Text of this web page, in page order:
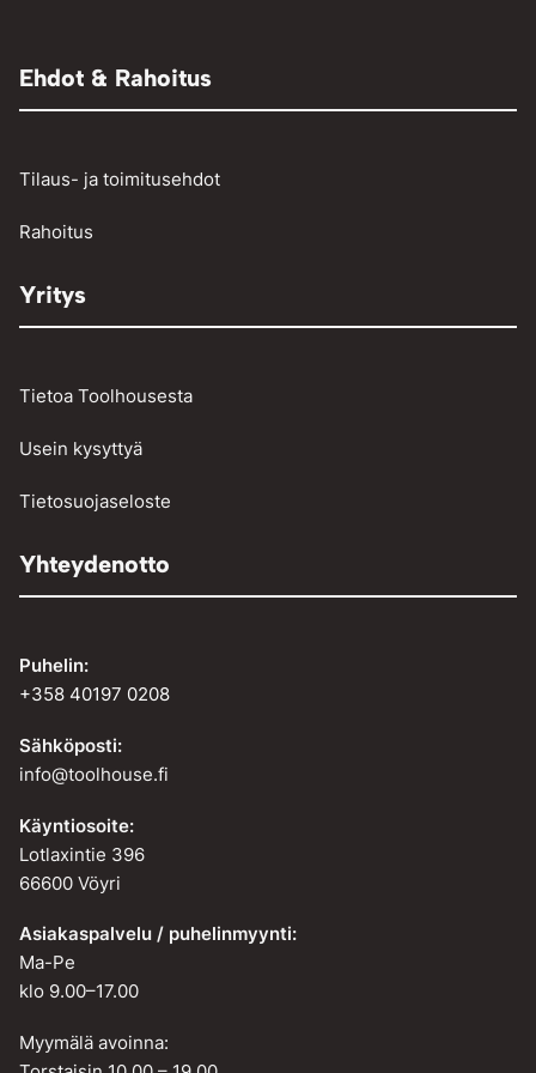
Osienpesu
Vinssit ja taljat
Henkilö- ja pakettiautojen vikakoodinlukijat
Ehdot & Rahoitus
Tilaus- ja toimitusehdot
Rahoitus
Yritys
Tietoa Toolhousesta
Usein kysyttyä
Tietosuojaseloste
Yhteydenotto
Puhelin:
+358 40197 0208
Sähköposti:
info@toolhouse.fi
Käyntiosoite:
Lotlaxintie 396
66600 Vöyri
Asiakaspalvelu / puhelinmyynti:
Ma-Pe
klo 9.00–17.00
Myymälä avoinna: